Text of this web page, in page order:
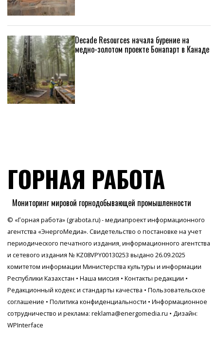
Decade Resources начала бурение на
медно-золотом проекте Бонапарт в Канаде
ГОРНАЯ РАБОТА
Мониторинг мировой горнодобывающей промышленности
© «Горная работа» (grabota.ru) - медиапроект информационного
агентства «ЭнергоМедиа». Свидетельство о постановке на учет
периодического печатного издания, информационного агентства
и сетевого издания № KZ08VPY00130253 выдано 26.09.2025
комитетом информации Министерства культуры и информации
Республики Казахстан • Наша миссия • Контакты редакции •
Редакционный кодекс и стандарты качества • Пользовательское
соглашение • Политика конфиденциальности • Информационное
сотрудничество и реклама: reklama@energomedia.ru • Дизайн:
WPInterface